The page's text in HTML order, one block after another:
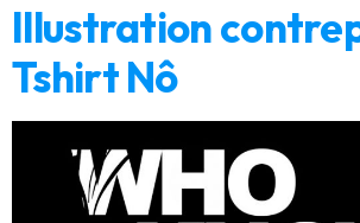
Illustration
Tshirt Nô